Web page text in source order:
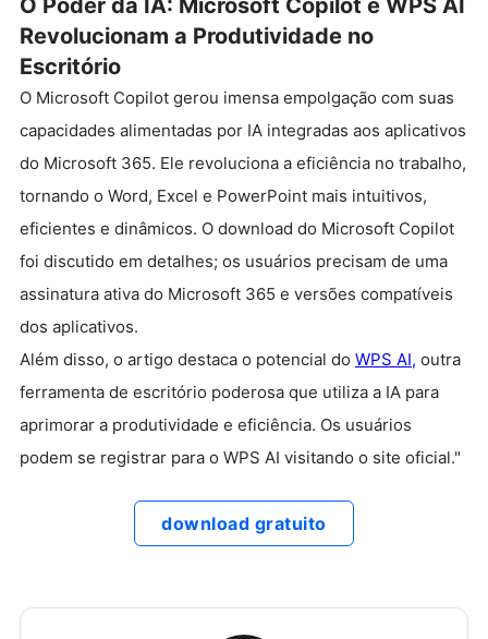
O Poder da IA: Microsoft Copilot e WPS AI
Revolucionam a Produtividade no
Escritório
O Microsoft Copilot gerou imensa empolgação com suas
capacidades alimentadas por IA integradas aos aplicativos
do Microsoft 365. Ele revoluciona a eficiência no trabalho,
tornando o Word, Excel e PowerPoint mais intuitivos,
eficientes e dinâmicos. O download do Microsoft Copilot
foi discutido em detalhes; os usuários precisam de uma
assinatura ativa do Microsoft 365 e versões compatíveis
dos aplicativos.
Além disso, o artigo destaca o potencial do WPS AI, outra
ferramenta de escritório poderosa que utiliza a IA para
aprimorar a produtividade e eficiência. Os usuários
podem se registrar para o WPS AI visitando o site oficial."
download gratuito